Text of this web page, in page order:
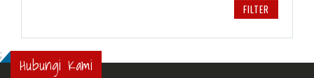
FILTER
; Hubungi Kami